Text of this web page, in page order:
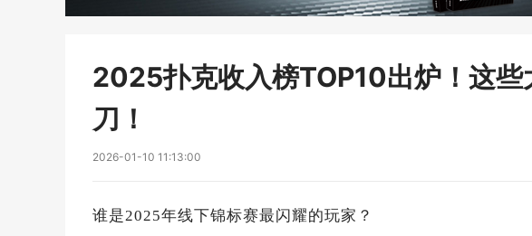
2025扑克收入榜TOP10出炉！这些
刀！
2026-01-10 11:13:00
谁是2025年线下锦标赛最闪耀的玩家？